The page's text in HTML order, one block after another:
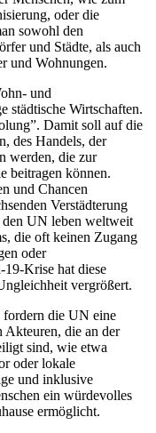
oder die
sowohl den
und Städte, als auch
und Wohnungen.
und
städtische Wirtschaften.
Damit soll auf die
des Handels, der
werden, die zur
beitragen können.
und Chancen
Verstädterung
den UN leben weltweit
die oft keinen Zugang
oder
Krise hat diese
vergrößert.
fordern die UN eine
Akteuren, die an der
sind, wie etwa
oder lokale
und inklusive
ein würdevolles
ermöglicht.